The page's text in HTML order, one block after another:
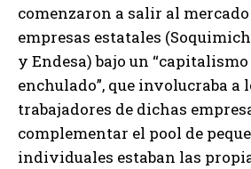
comenzaron a salir al
empresas estatales
y Endesa) bajo un
enchulado”, que involucraba a
trabajadores de dichas
complementar el pool de
individuales estaban las